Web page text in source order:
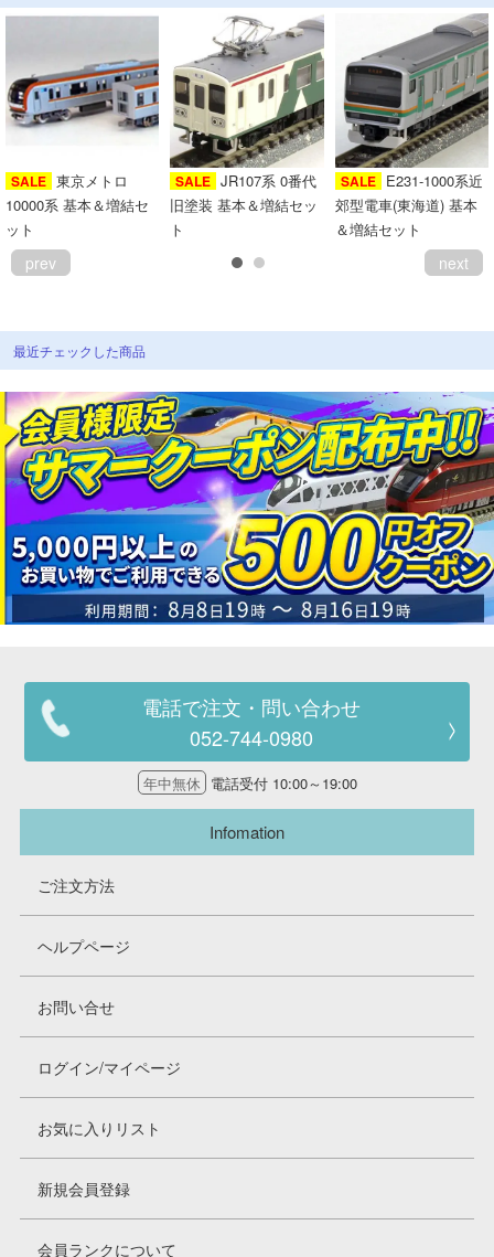
SALE 東京メトロ
10000系 基本＆増結セ
ット
SALE JR107系 0番代
旧塗装 基本＆増結セッ
ト
SALE E231-1000系近
郊型電車(東海道) 基本
＆増結セット
prev next
最近チェックした商品
電話で注文・問い合わせ
052-744-0980
年中無休 電話受付 10:00～19:00
Infomation
ご注文方法
ヘルプページ
お問い合せ
ログイン/マイページ
お気に入りリスト
新規会員登録
会員ランクについて